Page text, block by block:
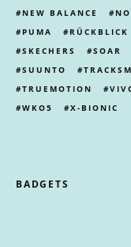
NEW BALANCE
PUMA
RÜCKBLICK
SKECHERS
SOAR
SUUNTO
TRUEMOTION
WKO5
X-BIONIC
BADGETS